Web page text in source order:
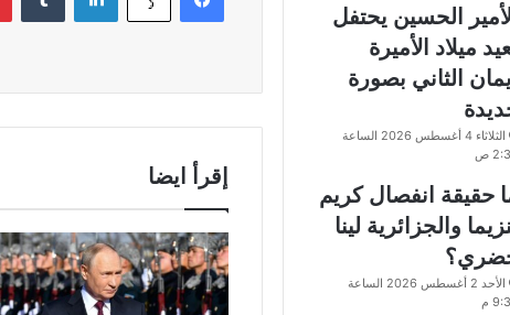
إقرأ ايضا
الحسين يحتفل
ميلاد الأميرة
الثاني بصورة
الثلاثاء 4 أغسطس 2026 الساعة
ص
حقيقة انفصال كريم
والجزائرية لينا
الأحد 2 أغسطس 2026 الساعة
م